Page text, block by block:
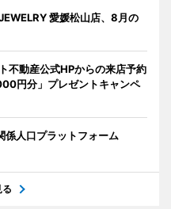
愛媛松山店、8月の
不動産公式HPからの来店予約
円分」プレゼントキャンペ
係人口プラットフォーム
る